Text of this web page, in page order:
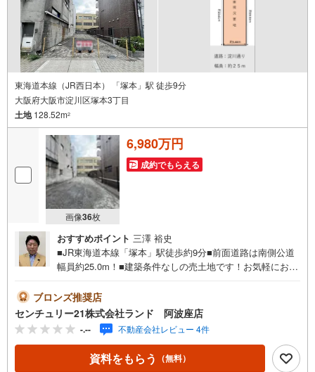
す。ぜひお気軽にご連絡下さい！
東海道本線（JR西日本） 「塚本」駅 徒歩9分
大阪府大阪市淀川区塚本3丁目
土地128.52m2
画像36枚
6,980万円
成約でもらえる
おすすめポイント 三澤 裕史
■JR東海道本線「塚本」駅徒歩約9分■前面道路は南側公道
幅員約25.0m！■建築条件なしの売土地です！お気軽にお問
センチュリー21ランド阿波座店は・・・ お客様のニーズ
に寄り添い、大切なお住まいのご購入に最後まで伴走いた
します！●リフォームのご相談も承っております。●購入・
売却・ローンのご相談・・・なんでもお気軽にご相談くだ
さいませ！〇大阪メトロ千日前線・中央線「阿波座」駅5番
出口より徒歩約2分！〇営業時間:10:00～20:00（火曜日・
ブロンズ推奨店
センチュリー21株式会社ランド 阿波座店
-.-- 不動産会社レビュー 4件
資料をもらう （無料）